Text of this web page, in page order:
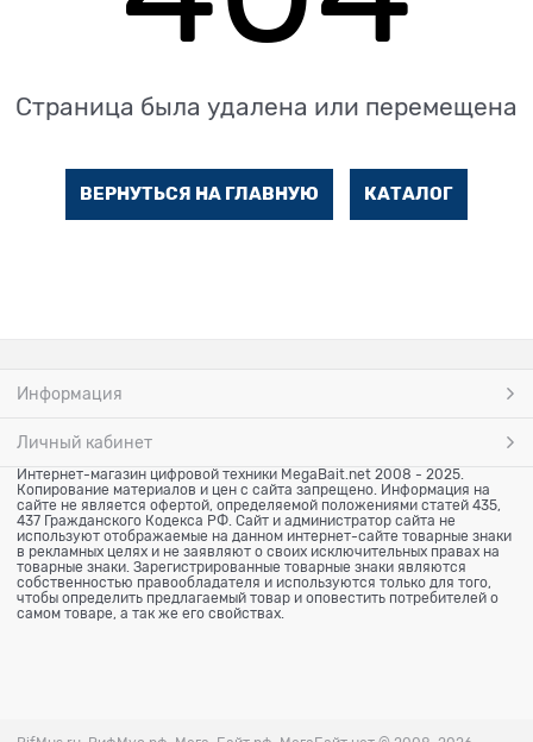
Страница была удалена или перемещена
ВЕРНУТЬСЯ НА ГЛАВНУЮ КАТАЛОГ
Информация
Личный кабинет
Интернет-магазин цифровой техники MegaBait.net 2008 - 2025.
Копирование материалов и цен с сайта запрещено. Информация на
сайте не является офертой, определяемой положениями статей 435,
437 Гражданского Кодекса РФ. Сайт и администратор сайта не
используют отображаемые на данном интернет-сайте товарные знаки
в рекламных целях и не заявляют о своих исключительных правах на
товарные знаки. Зарегистрированные товарные знаки являются
собственностью правообладателя и используются только для того,
чтобы определить предлагаемый товар и оповестить потребителей о
самом товаре, а так же его свойствах.